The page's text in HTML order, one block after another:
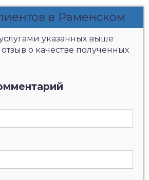
в Раменском
указанных выше
отзыв о качестве полученных